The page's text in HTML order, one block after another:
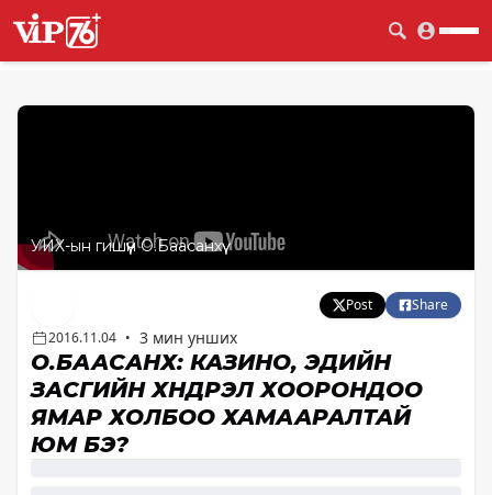
УИХ-ын гишүүн О.Баасанхүү
Post
Share
2016.11.04 • 3 мин унших
О.БААСАНХҮҮ: КАЗИНО, ЭДИЙН
ЗАСГИЙН ХҮНДРЭЛ ХООРОНДОО
ЯМАР ХОЛБОО ХАМААРАЛТАЙ
ЮМ БЭ?